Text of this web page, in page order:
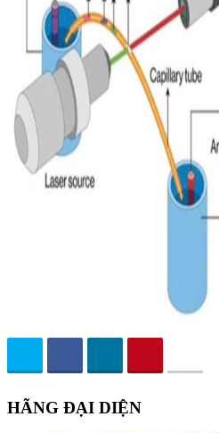
HÃNG ĐẠI DIỆN